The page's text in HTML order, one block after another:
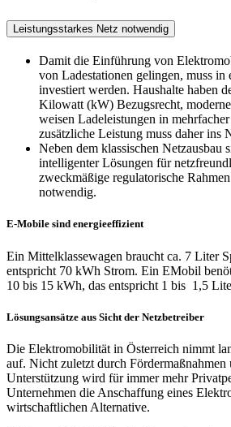
Leistungsstarkes Netz notwendig
Damit die Einführung von
von Ladestationen gelingen, muss in
investiert werden. Haushalte haben
Kilowatt (kW) Bezugsrecht,
weisen Ladeleistungen in
zusätzliche Leistung muss daher ins
Neben dem klassischen Netzausbau
intelligenter Lösungen für
zweckmäßige regulatorische
notwendig.
E-Mobile sind energieeffizient
Ein Mittelklassewagen braucht ca. 7 Liter
entspricht 70 kWh Strom. Ein E­Mobil
10 bis 15 kWh, das entspricht 1 bis 1,5
Lösungsansätze aus Sicht der Netzbetreiber
Die Elektromobilität in Österreich nimmt
auf. Nicht zuletzt durch Fördermaßnahmen
Unterstützung wird für immer mehr
Unternehmen die Anschaffung eines
wirtschaftlichen Alternative.